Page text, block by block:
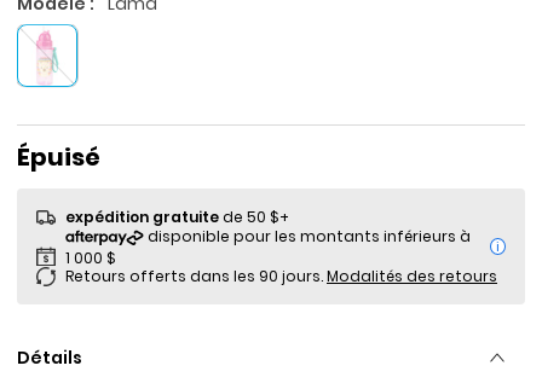
Prix de solde
Épuisé
expédition gratuitede 50 $+
i
Retours offerts dans les 90 jours.Modalités des retours
Détails